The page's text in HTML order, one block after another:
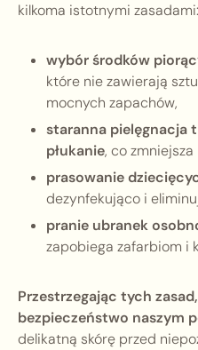
kilkoma istotnymi zasadami:
wybór środków
które nie zawierają
mocnych zapachów,
staranna pielęgnacja
płukanie, co
prasowanie
dezynfekująco i
pranie ubranek
zapobiega zafarbiom i
Przestrzegając tych
bezpieczeństwo naszym
delikatną skórę przed